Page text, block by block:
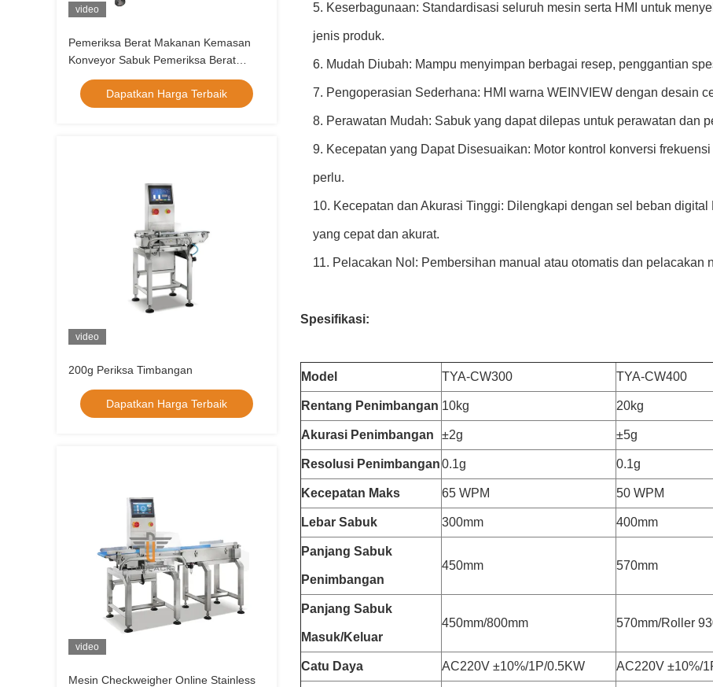
video
Pemeriksa Berat Makanan Kemasan
Konveyor Sabuk Pemeriksa Berat
Otomatis
Dapatkan Harga Terbaik
video
200g Periksa Timbangan
Dapatkan Harga Terbaik
video
Mesin Checkweigher Online Stainless
5. Keserbagunaan: Standardisasi seluruh mesin serta HMI untuk
jenis produk.
6. Mudah Diubah: Mampu menyimpan berbagai resep, penggantian
7. Pengoperasian Sederhana: HMI warna WEINVIEW dengan desain
8. Perawatan Mudah: Sabuk yang dapat dilepas untuk perawatan dan
9. Kecepatan yang Dapat Disesuaikan: Motor kontrol konversi
perlu.
10. Kecepatan dan Akurasi Tinggi: Dilengkapi dengan sel beban
yang cepat dan akurat.
11. Pelacakan Nol: Pembersihan manual atau otomatis dan pelacakan
Spesifikasi:
Model TYA-CW300 TYA-CW400
Rentang Penimbangan 10kg 20kg
Akurasi Penimbangan ±2g ±5g
Resolusi Penimbangan0.1g 0.1g
Kecepatan Maks 65 WPM 50 WPM
Lebar Sabuk 300mm 400mm
Panjang Sabuk
Penimbangan
450mm 570mm
Panjang Sabuk
Masuk/Keluar
450mm/800mm 570mm/Roller
Catu Daya AC220V ±10%/1P/0.5KW AC220V ±10%/